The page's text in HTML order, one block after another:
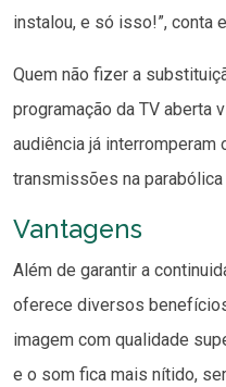
instalou, e só isso!”, conta
Quem não fizer a
programação da TV aberta
audiência já
transmissões na parabólica
Vantagens
Além de garantir a
oferece diversos
imagem com qualidade
e o som fica mais nítido,